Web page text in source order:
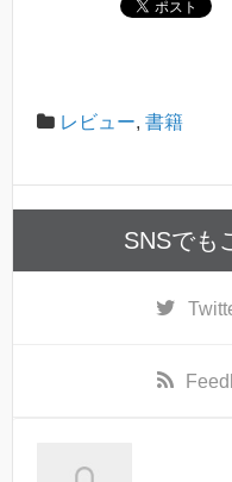
レビュー, 書籍
SNSでも